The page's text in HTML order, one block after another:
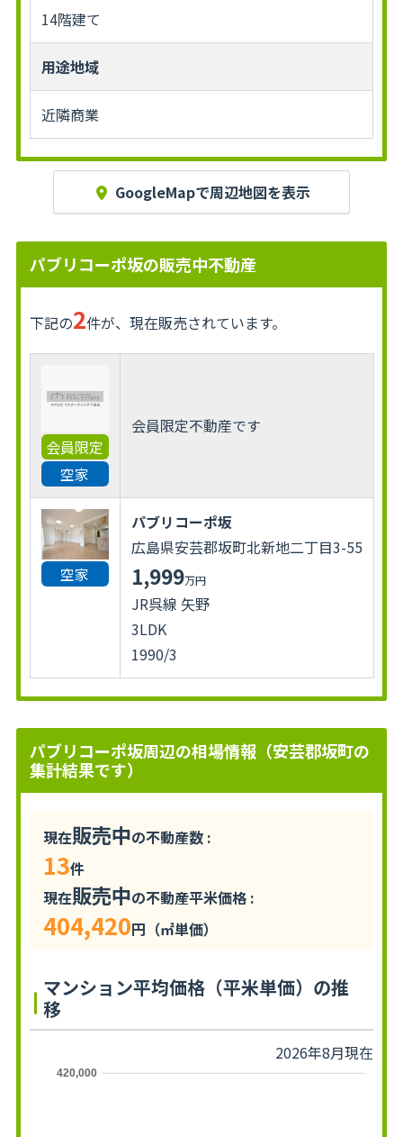
14階建て
用途地域
近隣商業
GoogleMapで周辺地図を表示
パブリコーポ坂の販売中不動産
下記の2件が、現在販売されています。
会員限定
空家
会員限定不動産です
空家
パブリコーポ坂
広島県安芸郡坂町北新地二丁目3-55
1,999万円
JR呉線 矢野
3LDK
1990/3
パブリコーポ坂周辺の相場情報（安芸郡坂町の
集計結果です）
現在販売中の不動産数 :
13件
現在販売中の不動産平米価格 :
404,420円（㎡単価）
マンション平均価格（平米単価）の推
移
2026年8月現在
420,000